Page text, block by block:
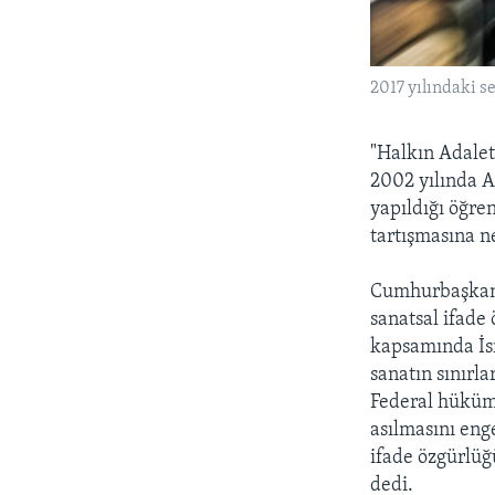
2017 yılındaki
"Halkın
2002 yılında
yapıldığı
tartışmasına
sanatsal ifade
kapsamında
sanatın
Federal
asılmasını
ifade
dedi.